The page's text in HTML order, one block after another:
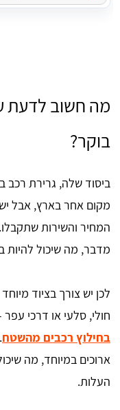
מה חשוב לדעת
בוקר?
ביסוד שלה, גרירת
מקום אחר בארץ, אבל
המחיר והשירות
מדבר, מה שיכול להיות
לכן יש צורך בציוד
חולי, סלעי או דרכי
בחילוץ רכבים מהשטח
ארוכים במיוחד, מה
העלות.